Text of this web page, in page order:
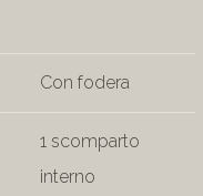
Con fodera
1 scomparto
interno